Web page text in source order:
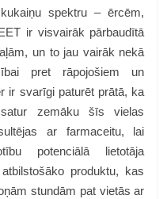
spektru – ērcēm,
ir visvairāk pārbaudītā
un to jau vairāk nekā
pret rāpojošiem un
ir svarīgi paturēt prātā, ka
zemāku šīs vielas
ar farmaceitu, lai
potenciālā lietotāja
produktu, kas
stundām pat vietās ar